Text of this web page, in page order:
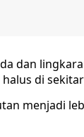
dan
di
menjadi